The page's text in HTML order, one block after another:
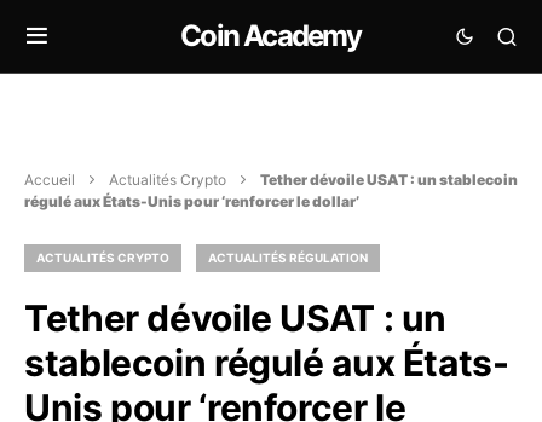
Coin Academy
Accueil Actualités Crypto
Tether dévoile USAT : un stablecoin
régulé aux États-Unis pour ‘renforcer le dollar’
ACTUALITÉS CRYPTO ACTUALITÉS RÉGULATION
Tether dévoile USAT : un
stablecoin régulé aux États-
Unis pour ‘renforcer le